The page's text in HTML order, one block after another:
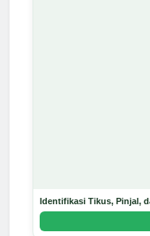
Identifikasi Tikus, Pinjal,